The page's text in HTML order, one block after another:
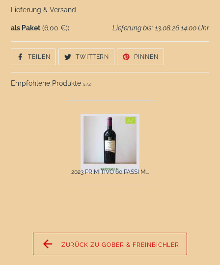
Lieferung & Versand
als Paket (6,00 €): Lieferung bis: 13.08.26 14:00 Uhr
TEILENAUF
FACEBOOK
TEILEN
TWITTERN
TWITTER
TWITTERN
PINNEN
PINNEN
Empfohlene Produkte (1 /2)
2023 PRIMITIVO 60 PASSI M...
ZURÜCK ZU GOBER & FREINBICHLER